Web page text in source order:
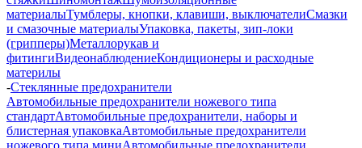
материалыТумблеры, кнопки, клавиши, выключателиСмазки
и смазочные материалыУпаковка, пакеты, зип-локи
(грипперы)Металлорукав и
фитингиВидеонаблюдениеКондиционеры и расходные
материлы
-Стеклянные предохранители
Автомобильные предохранители ножевого типа
стандартАвтомобильные предохранители, наборы и
блистерная упаковкаАвтомобильные предохранители
ножевого типа миниАвтомобильные предохранители